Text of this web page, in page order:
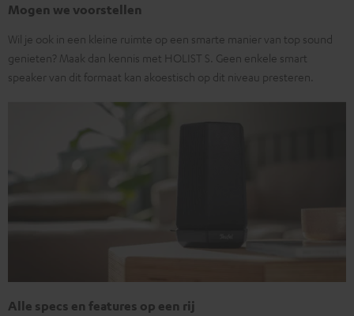
Mogen we voorstellen
Wil je ook in een kleine ruimte op een smarte manier van top sound
genieten? Maak dan kennis met HOLIST S. Geen enkele smart
speaker van dit formaat kan akoestisch op dit niveau presteren.
Alle specs en features op een rij